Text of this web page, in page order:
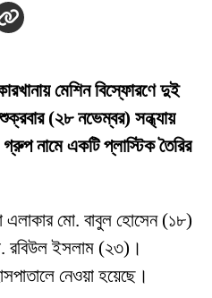
মেশিন বিস্ফোরণে দুই
(২৮ নভেম্বর) সন্ধ্যায়
নামে একটি প্লাস্টিক তৈরির
এলাকার মো. বাবুল হোসেন (১৮)
রবিউল ইসলাম (২৩)।
নেওয়া হয়েছে।